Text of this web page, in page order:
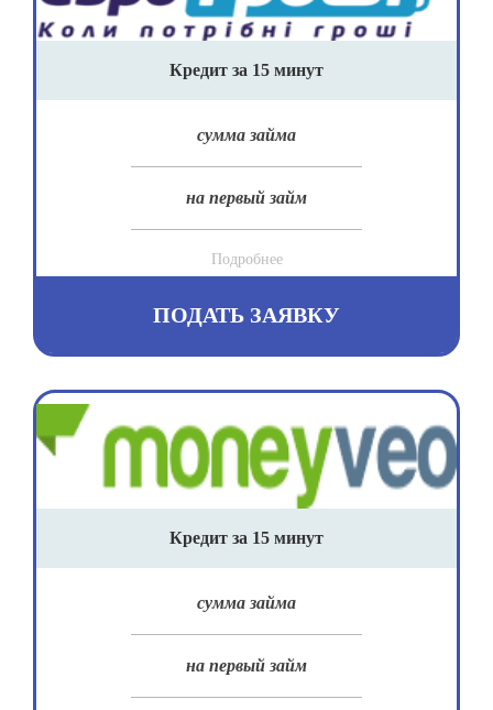
Кредит за 15 минут
сумма займа
на первый займ
Подробнее
ПОДАТЬ ЗАЯВКУ
Кредит за 15 минут
сумма займа
на первый займ